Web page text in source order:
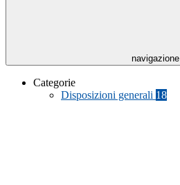
navigazione
Categorie
Disposizioni generali 18